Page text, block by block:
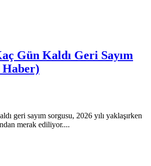
Gün Kaldı Geri Sayım
Haber)
geri sayım sorgusu, 2026 yılı yaklaşırken
merak ediliyor....